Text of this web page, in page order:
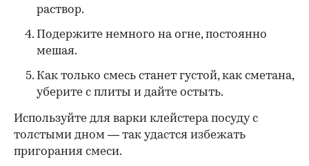
раствор.
Подержите немного на огне, постоянно
мешая.
Как только смесь станет густой, как сметана,
уберите с плиты и дайте остыть.
Используйте для варки клейстера посуду с
толстыми дном — так удастся избежать
пригорания смеси.